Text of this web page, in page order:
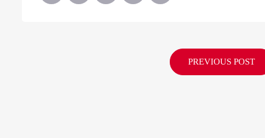
PREVIOUS POST